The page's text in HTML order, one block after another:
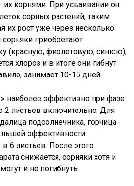
корнями. При усваивании он
сорных растений, таким
их рост уже через несколько
приобретают
(красную, фиолетовую, синюю),
хлороз и в итоге они гибнут.
занимает 10-15 дней.
наиболее эффективно при фазе
2 листьев включительно. Для
подсолнечника, горчица
эффективности
6 листьев. После этого
снижается, сорняки хотя и
и не погибнуть.